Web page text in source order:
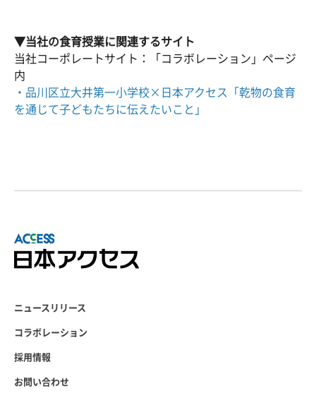
▼当社の食育授業に関連するサイト
当社コーポレートサイト：「コラボレーション」ページ
内
・品川区立大井第一小学校×日本アクセス「乾物の食育
を通じて子どもたちに伝えたいこと」
ニュースリリース
コラボレーション
採用情報
お問い合わせ